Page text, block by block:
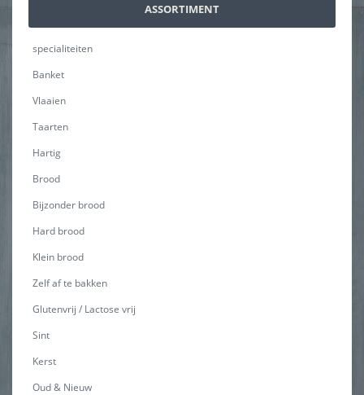
ASSORTIMENT
specialiteiten
Banket
Vlaaien
Taarten
Hartig
Brood
Bijzonder brood
Hard brood
Klein brood
Zelf af te bakken
Glutenvrij / Lactose vrij
Sint
Kerst
Oud & Nieuw